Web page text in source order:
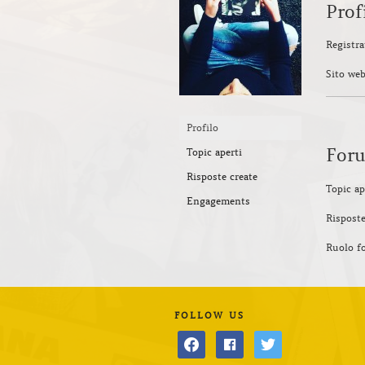
Profilo
Topic aperti
Risposte create
Engagements
Sito
Topic
Ruolo
FOLLOW US
facebookfacebooktwitter